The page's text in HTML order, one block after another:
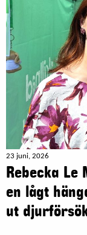
23 juni, 2026
Rebecka Le
en lågt
ut